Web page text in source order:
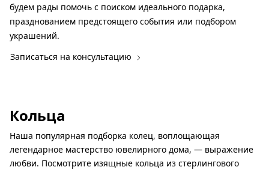
будем рады помочь с поиском идеального подарка,
празднованием предстоящего события или подбором
украшений.
Записаться на консультацию
Кольца
Наша популярная подборка колец, воплощающая
легендарное мастерство ювелирного дома, — выражение
любви. Посмотрите изящные кольца из стерлингового